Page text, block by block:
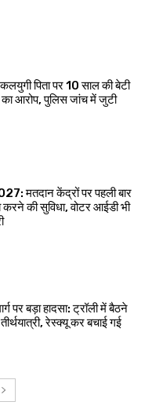
पिता पर 10 साल की बेटी
आरोप, पुलिस जांच में जुटी
मतदान केंद्रों पर पहली बार
करने की सुविधा, वोटर आईडी भी
पर बड़ा हादसा: ट्रॉली में बैठने
रेस्क्यू कर बचाई गई